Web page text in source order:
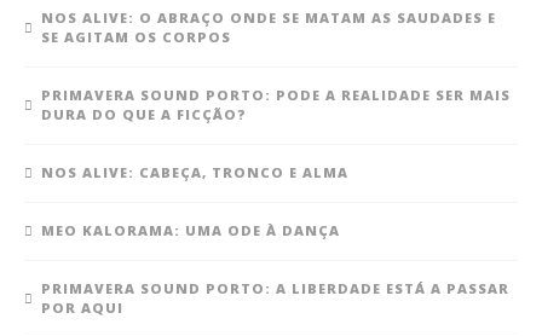
NOS ALIVE: O ABRAÇO ONDE SE MATAM AS SAUDADES E
SE AGITAM OS CORPOS
PRIMAVERA SOUND PORTO: PODE A REALIDADE SER MAIS
DURA DO QUE A FICÇÃO?
NOS ALIVE: CABEÇA, TRONCO E ALMA
MEO KALORAMA: UMA ODE À DANÇA
PRIMAVERA SOUND PORTO: A LIBERDADE ESTÁ A PASSAR
POR AQUI